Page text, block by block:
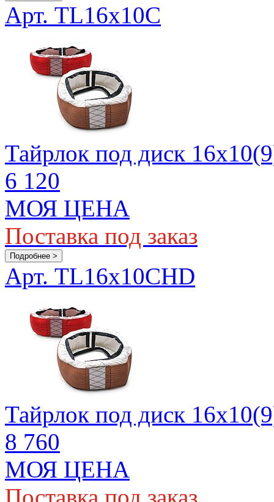
Арт. TL16x10C
Тайрлок под диск
6 120
МОЯ ЦЕНА
Поставка под заказ
Подробнее >
Арт. TL16x10CHD
Тайрлок под диск
8 760
МОЯ ЦЕНА